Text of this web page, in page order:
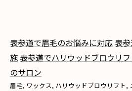
表参道で眉毛のお悩みに対応 表
施 表参道でハリウッドブロウリフ
のサロン
眉毛 ワックス ハリウッドブロウリフト